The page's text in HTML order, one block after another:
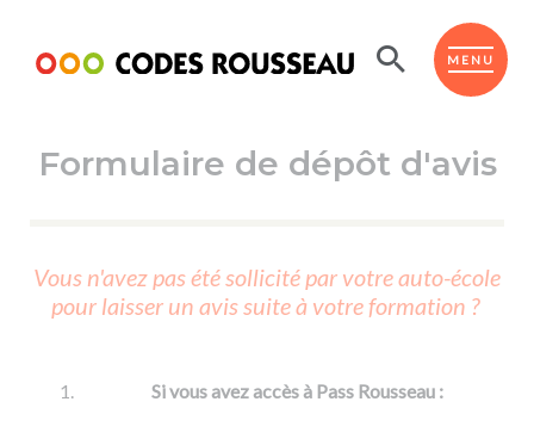
MENU
ESPACE ÉLÈVE
Code de la route
Passer l'ASSR
Réviser le code
Passer l'ETM
Permis voiture
Formulaire de dépôt d'avis
Vous n'avez pas été sollicité par votre auto-école
pour laisser un avis suite à votre formation ?
Si vous avez accès à Pass Rousseau :